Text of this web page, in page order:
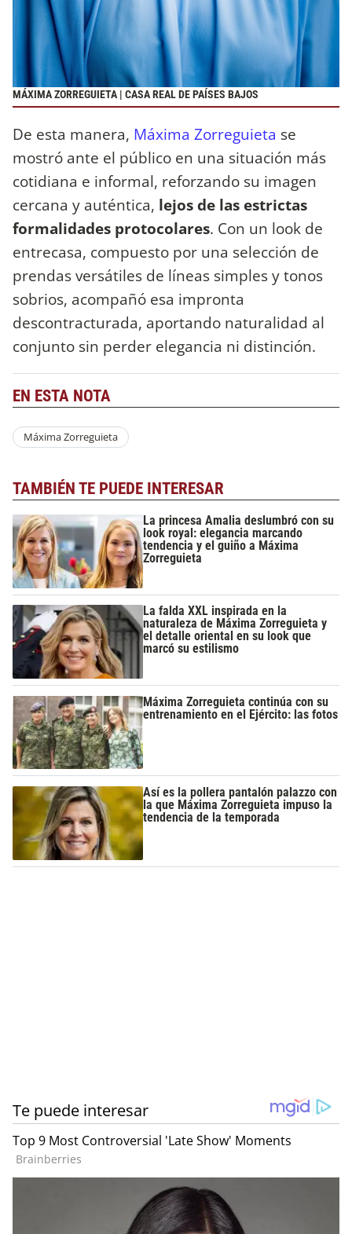
MÁXIMA ZORREGUIETA | CASA REAL DE PAÍSES BAJOS
De esta manera, Máxima Zorreguieta se
mostró ante el público en una situación más
cotidiana e informal, reforzando su imagen
cercana y auténtica, lejos de las estrictas
formalidades protocolares. Con un look de
entrecasa, compuesto por una selección de
prendas versátiles de líneas simples y tonos
sobrios, acompañó esa impronta
descontracturada, aportando naturalidad al
conjunto sin perder elegancia ni distinción.
EN ESTA NOTA
Máxima Zorreguieta
TAMBIÉN TE PUEDE INTERESAR
La princesa Amalia deslumbró con su
look royal: elegancia marcando
tendencia y el guiño a Máxima
Zorreguieta
La falda XXL inspirada en la
naturaleza de Máxima Zorreguieta y
el detalle oriental en su look que
marcó su estilismo
Máxima Zorreguieta continúa con su
entrenamiento en el Ejército: las fotos
Así es la pollera pantalón palazzo con
la que Máxima Zorreguieta impuso la
tendencia de la temporada